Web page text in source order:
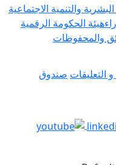
الاجتماعية
الرقمية